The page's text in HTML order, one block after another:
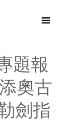
題報
奧古
劍指